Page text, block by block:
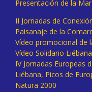
Presentación de la
II Jornadas de
Paisanaje de la
Vídeo promocional de
Vídeo Solidario
IV Jornadas Europeas
Liébana, Picos de
Natura 2000